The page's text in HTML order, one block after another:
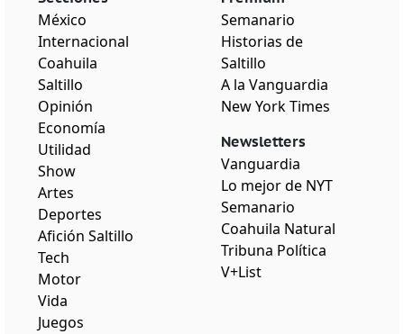
México
Internacional
Coahuila
Saltillo
Opinión
Economía
Utilidad
Show
Artes
Deportes
Afición Saltillo
Tech
Motor
Vida
Juegos
Semanario
Historias de
Saltillo
A la Vanguardia
New York Times
Newsletters
Vanguardia
Lo mejor de NYT
Semanario
Coahuila Natural
Tribuna Política
V+List